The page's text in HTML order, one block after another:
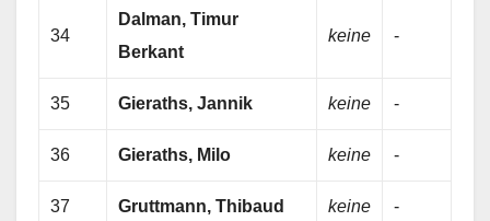
34
Dalman, Timur
Berkant
keine -
35 Gieraths, Jannik keine -
36 Gieraths, Milo keine -
37 Gruttmann, Thibaud keine -